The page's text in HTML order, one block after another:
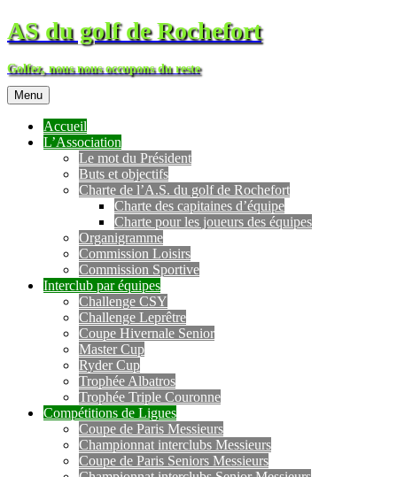
AS du golf de Rochefort
Golfez, nous nous occupons du reste
Menu
Accueil
L’Association
Le mot du Président
Buts et objectifs
Charte de l’A.S. du golf de Rochefort
Charte des capitaines d’équipe
Charte pour les joueurs des équipes
Organigramme
Commission Loisirs
Commission Sportive
Interclub par équipes
Challenge CSY
Challenge Leprêtre
Coupe Hivernale Senior
Master Cup
Ryder Cup
Trophée Albatros
Trophée Triple Couronne
Compétitions de Ligues
Coupe de Paris Messieurs
Championnat interclubs Messieurs
Coupe de Paris Seniors Messieurs